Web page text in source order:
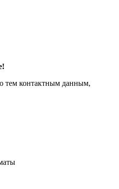
тем контактным данным,